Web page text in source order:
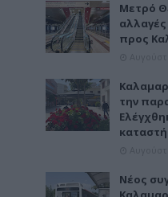
Μετρό
προς
την
Νέος